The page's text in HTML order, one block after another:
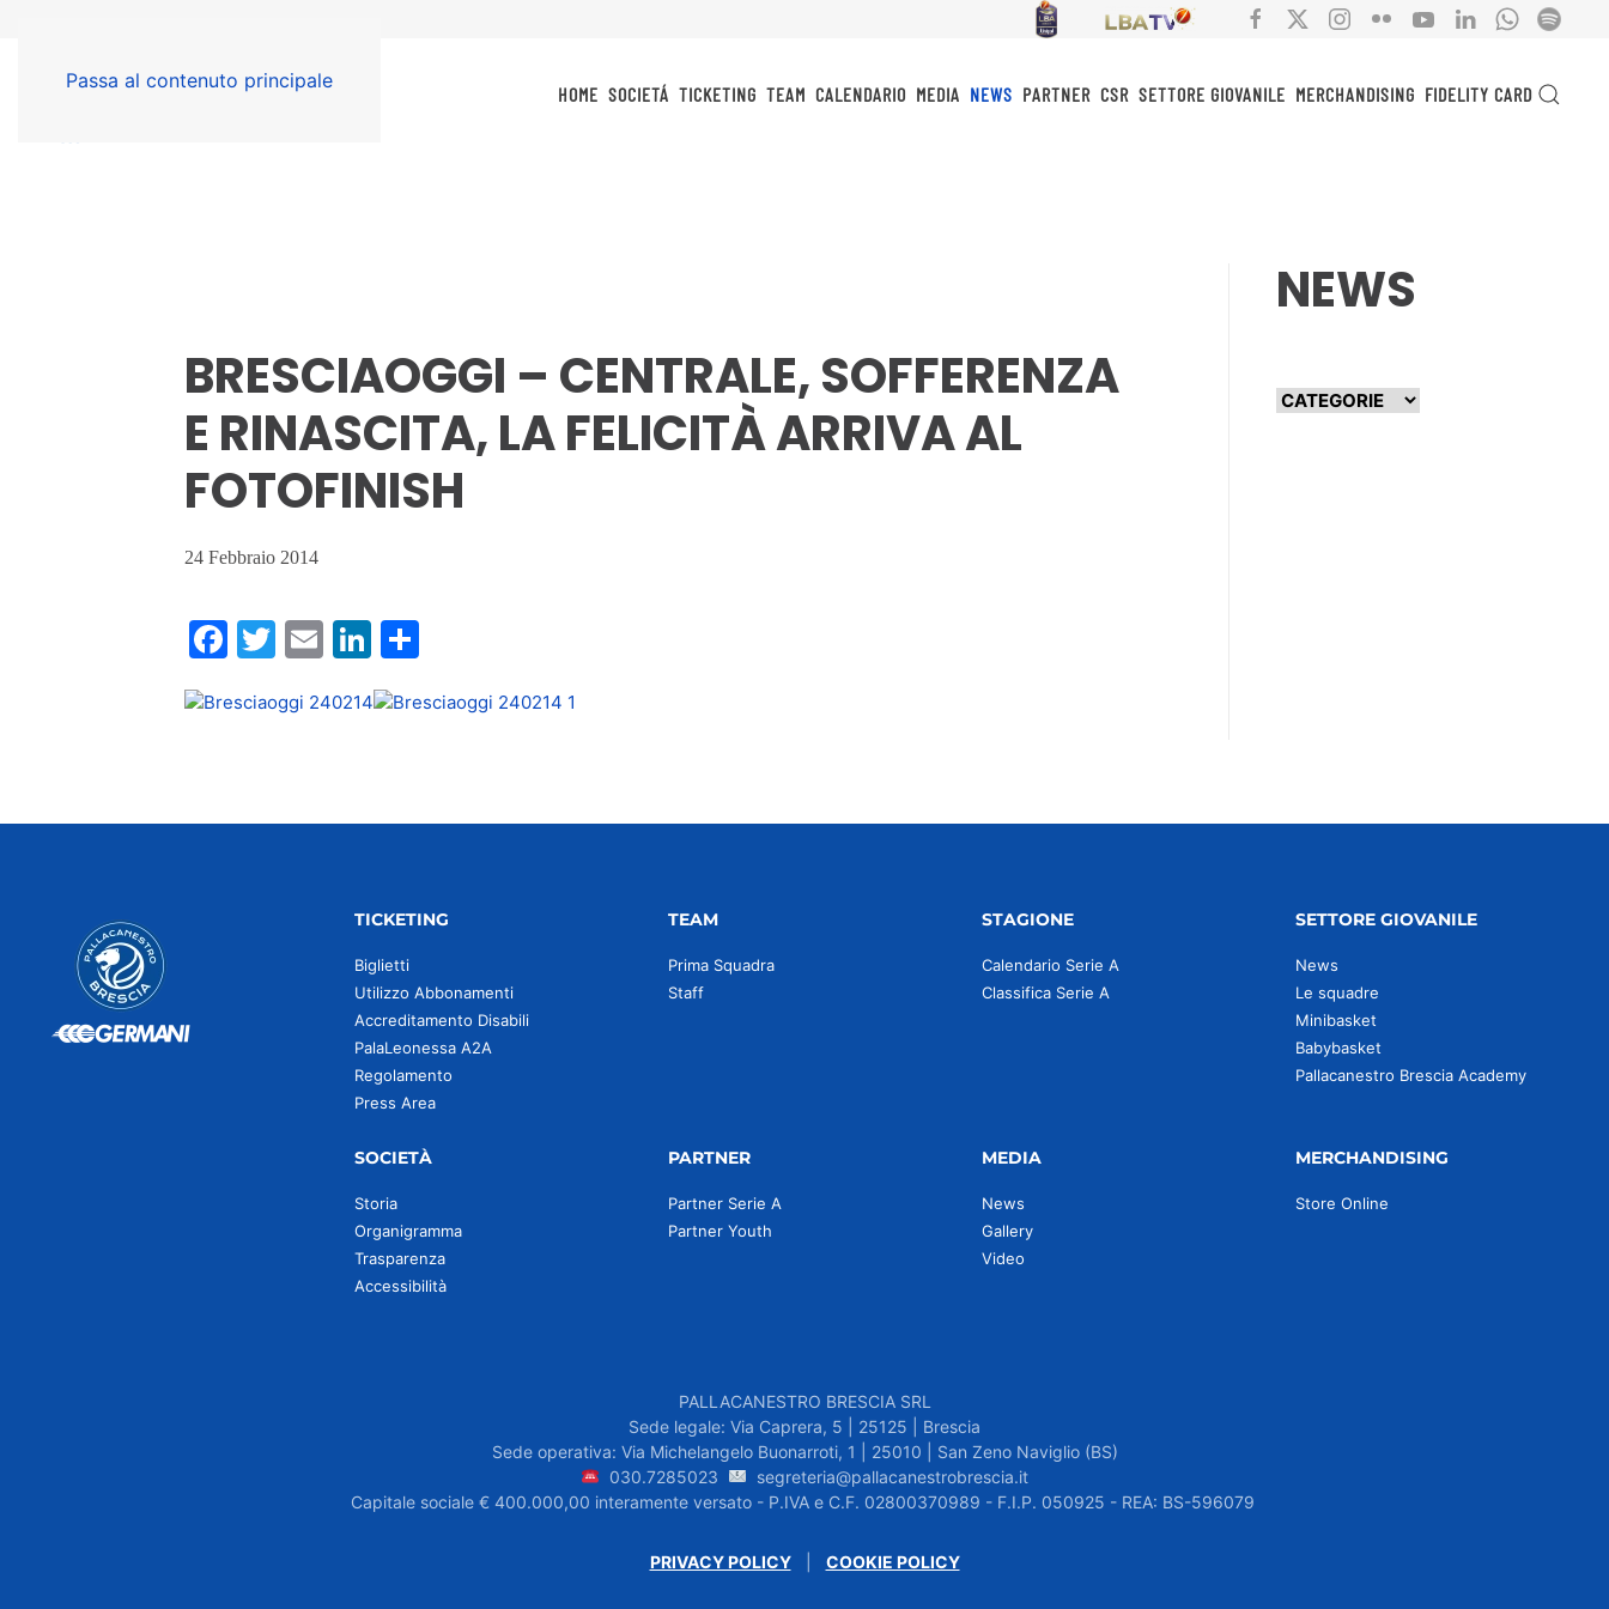
Passa al contenuto principale
HOME SOCIETÁ TICKETING TEAM CALENDARIO MEDIA NEWS PARTNER CSR SETTORE GIOVANILE MERCHANDISING FIDELITY CARD
BRESCIAOGGI – CENTRALE, SOFFERENZA
E RINASCITA, LA FELICITÀ ARRIVA AL
FOTOFINISH
24 Febbraio 2014
Facebook
Twitter
EmailLinkedIn
NEWS
TICKETING
Biglietti
Utilizzo Abbonamenti
Accreditamento Disabili
PalaLeonessa A2A
Regolamento
Press Area
TEAM
Prima Squadra
Staff
STAGIONE
Calendario Serie A
Classifica Serie A
SETTORE GIOVANILE
News
Le squadre
Minibasket
Babybasket
Pallacanestro Brescia Academy
SOCIETÀ
Storia
Organigramma
Trasparenza
Accessibilità
PARTNER
Partner Serie A
Partner Youth
MEDIA
News
Gallery
Video
MERCHANDISING
Store Online
PALLACANESTRO BRESCIA SRL
Sede legale: Via Caprera, 5 | 25125 | Brescia
Sede operativa: Via Michelangelo Buonarroti, 1 | 25010 | San Zeno Naviglio (BS)
030.7285023
segreteria@pallacanestrobrescia.it
Capitale sociale € 400.000,00 interamente versato - P.IVA e C.F. 02800370989 - F.I.P. 050925 - REA: BS-596079
PRIVACY POLICY| COOKIE POLICY